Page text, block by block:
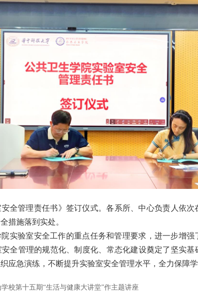
全管理责任书》签订仪式。各系所、中心负责人依
措施落到实处。
实验室安全工作的重点任务和管理要求，进一步增
全管理的规范化、制度化、常态化建设奠定了坚实
应急演练，不断提升实验室安全管理水平，全力保障
校第十五期“生活与健康大讲堂”作主题讲座